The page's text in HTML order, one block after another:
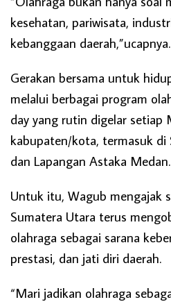
kesehatan, pariwisata,
kebanggaan daerah,”ucapnya.
Gerakan bersama untuk
melalui berbagai program
day yang rutin digelar setiap
kabupaten/kota, termasuk
dan Lapangan Astaka Medan.
Untuk itu, Wagub mengajak
Sumatera Utara terus
olahraga sebagai sarana
prestasi, dan jati diri daerah.
“Mari jadikan olahraga